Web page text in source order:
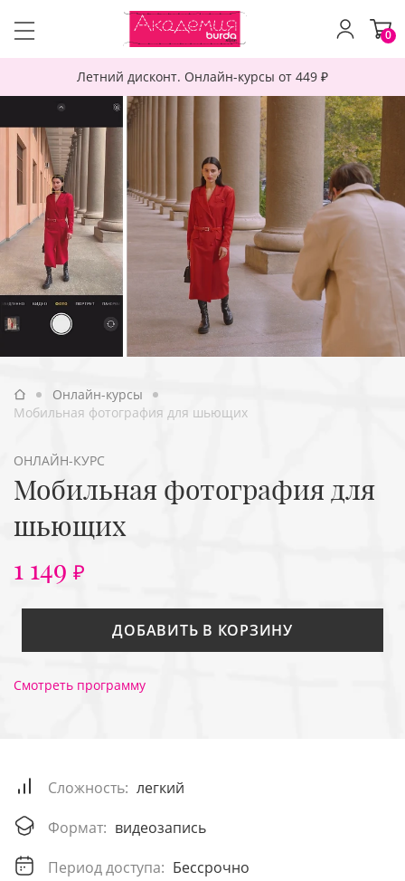
Летний дисконт. Онлайн-курсы от 449 ₽
0
Онлайн-курсы
Мобильная фотография для шьющих
ОНЛАЙН-КУРС
Мобильная фотография для
шьющих
1 149 ₽
ДОБАВИТЬ В КОРЗИНУ
Смотреть программу
Сложность: легкий
Формат: видеозапись
Период доступа: Бессрочно